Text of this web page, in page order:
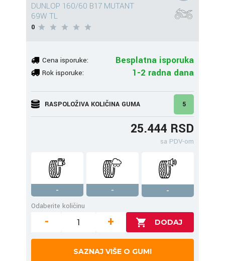
DUNLOP 160/60 B17 MUTANT
69W TL
0
Cena isporuke: Besplatna isporuka
Rok isporuke: 1-2 radna dana
RASPOLOŽIVA KOLIČINA GUMA 5
25.444 RSD
sa PDV-om
- -
-
Odaberite količinu
- +
SAZNAJ VIŠE O GUMI